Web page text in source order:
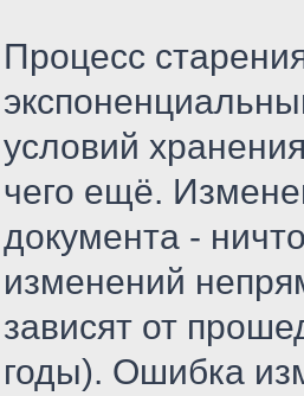
Процесс
условий
чего ещё.
документа -
изменений
зависят от
годы). Ошибка